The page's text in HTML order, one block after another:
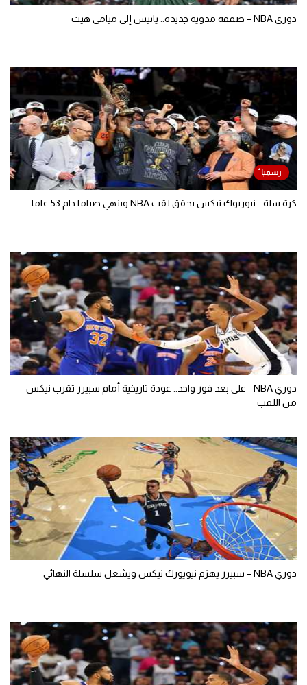
دوري NBA – صفقة مدوية جديدة.. يانيس إلى ميامي هيت
كرة سلة - نيوريوك نيكس يحقق لقب NBA وينهي صياما دام 53 عاما
دوري NBA - على بعد فوز واحد.. عودة تاريخية أمام سبيرز تقرب نيكس
من اللقب
دوري NBA – سبيرز يهزم نيويورك نيكس ويشعل سلسلة النهائي